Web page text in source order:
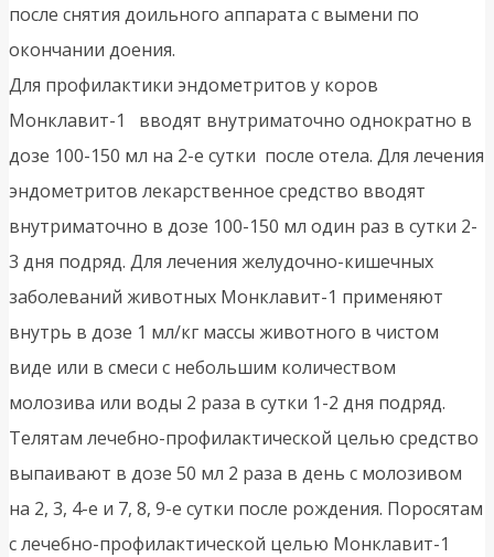
после снятия доильного аппарата с вымени по
окончании доения.
Для профилактики эндометритов у коров
Монклавит-1 вводят внутриматочно однократно в
дозе 100-150 мл на 2-е сутки после отела. Для лечения
эндометритов лекарственное средство вводят
внутриматочно в дозе 100-150 мл один раз в сутки 2-
3 дня подряд. Для лечения желудочно-кишечных
заболеваний животных Монклавит-1 применяют
внутрь в дозе 1 мл/кг массы животного в чистом
виде или в смеси с небольшим количеством
молозива или воды 2 раза в сутки 1-2 дня подряд.
Телятам лечебно-профилактической целью средство
выпаивают в дозе 50 мл 2 раза в день с молозивом
на 2, 3, 4-е и 7, 8, 9-е сутки после рождения. Поросятам
с лечебно-профилактической целью Монклавит-1